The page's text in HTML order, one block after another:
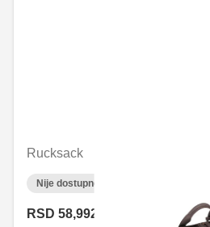
Rucksack
Nije dostupno on-line
RSD 58,992